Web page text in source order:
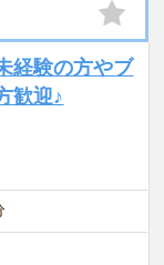
経験の方やブ
歓迎♪